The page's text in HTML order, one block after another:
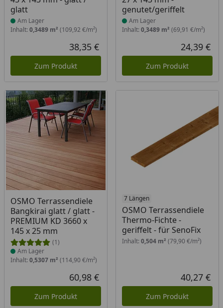
glatt
Am Lager
Inhalt: 0,3489 m² (109,92 €/m²)
Aktueller Preis
38,35 €
Zum Produkt
genutet/geriffelt
Am Lager
Inhalt: 0,3489 m² (69,91 €/m²)
24,39 €
Zum Produkt
OSMO Terrassendiele
Bangkirai glatt / glatt -
PREMIUM KD 3660 x
145 x 25 mm
(1)
Produkt am Lager
Am Lager
Inhalt: 0,5307 m² (114,90 €/m²)
Aktueller Preis
60,98 €
Zum Produkt
7 Längen
OSMO Terrassendiele
Thermo-Fichte -
geriffelt - für SenoFix
Inhalt: 0,504 m² (79,90 €/m²)
40,27 €
Zum Produkt